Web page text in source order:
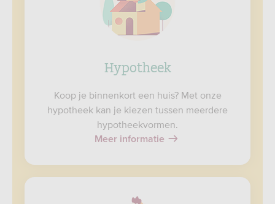
Hypotheek
Koop je binnenkort een huis? Met onze
hypotheek kan je kiezen tussen meerdere
hypotheekvormen.
Meer informatie